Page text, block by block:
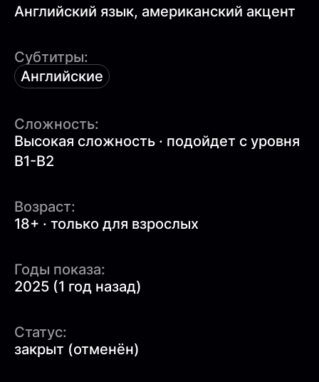
Английский язык, американский акцент
Субтитры:
Английские
Сложность:
Высокая сложность · подойдет с уровня
B1-B2
Возраст:
18+ · только для взрослых
Годы показа:
2025 (1 год назад)
Статус:
закрыт (отменён)